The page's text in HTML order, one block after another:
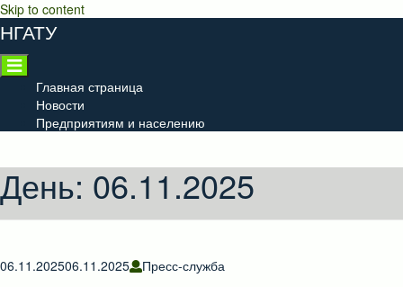
Skip to content
НГАТУ
Главная страница
Новости
Предприятиям и населению
День: 06.11.2025
06.11.202506.11.2025 Пресс-служба